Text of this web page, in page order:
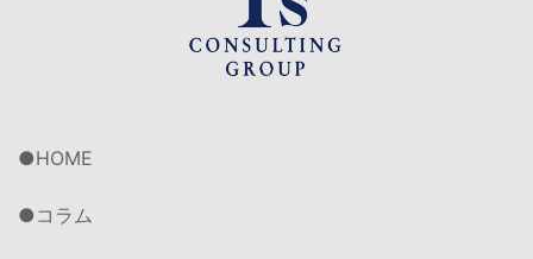
HOME
コラム